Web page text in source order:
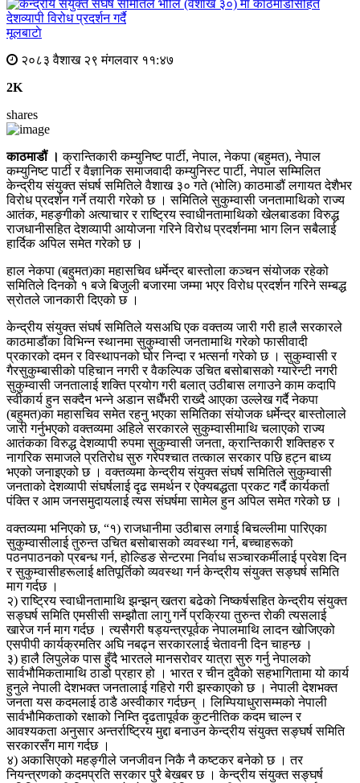
मूलबाटाे
२०८३ वैशाख २९ मंगलवार ११:४७
2K
shares
काठमाडौं । क्रान्तिकारी कम्युनिष्ट पार्टी, नेपाल, नेकपा (बहुमत), नेपाल
कम्युनिष्ट पार्टी र वैज्ञानिक समाजवादी कम्युनिस्ट पार्टी, नेपाल सम्मिलित
केन्द्रीय संयुक्त संघर्ष समितिले वैशाख ३० गते (भोलि) काठमाडौं लगायत देशैभर
विरोध प्रदर्शन गर्ने तयारी गरेको छ । समितिले सुकुम्वासी जनतामाथिको राज्य
आतंक, महङ्गीको अत्याचार र राष्ट्रिय स्वाधीनतामाथिको खेलबाडका विरुद्ध
राजधानीसहित देशव्यापी आयोजना गरिने विरोध प्रदर्शनमा भाग लिन सबैलाई
हार्दिक अपिल समेत गरेको छ ।
हाल नेकपा (बहुमत)का महासचिव धर्मेन्द्र बास्तोला कञ्चन संयोजक रहेको
समितिले दिनको १ बजे बिजुली बजारमा जम्मा भएर विरोध प्रदर्शन गरिने सम्बद्ध
स्रोतले जानकारी दिएको छ ।
केन्द्रीय संयुक्त संघर्ष समितिले यसअघि एक वक्तव्य जारी गरी हालै सरकारले
काठमाडौंका विभिन्न स्थानमा सुकुम्वासी जनतामाथि गरेको फासीवादी
प्रकारको दमन र विस्थापनको घोर निन्दा र भत्सर्ना गरेको छ । सुकुम्वासी र
गैरसुकुम्बासीको पहिचान नगरी र वैकल्पिक उचित बसोबासको ग्यारेन्टी नगरी
सुकुम्वासी जनतालाई शक्ति प्रयोग गरी बलात् उठीबास लगाउने काम कदापि
स्वीकार्य हुन सक्दैन भन्ने अडान सधैँभरी राख्दै आएका उल्लेख गर्दै नेकपा
(बहुमत)का महासचिव समेत रहनु भएका समितिका संयोजक धर्मेन्द्र बास्तोलाले
जारी गर्नुभएको वक्तव्यमा अहिले सरकारले सुकुम्वासीमाथि चलाएको राज्य
आतंकका विरुद्ध देशव्यापी रुपमा सुकुम्वासी जनता, क्रान्तिकारी शक्तिहरु र
नागरिक समाजले प्रतिरोध सुरु गरेपश्चात तत्काल सरकार पछि हट्न बाध्य
भएको जनाइएको छ । वक्तव्यमा केन्द्रीय संयुक्त संघर्ष समितिले सुकुम्वासी
जनताको देशव्यापी संघर्षलाई दृढ समर्थन र ऐक्यबद्धता प्रकट गर्दै कार्यकर्ता
पंक्ति र आम जनसमुदायलाई त्यस संघर्षमा सामेल हुन अपिल समेत गरेको छ ।
वक्तव्यमा भनिएको छ, “१) राजधानीमा उठीबास लगाई बिचल्लीमा पारिएका
सुकुम्वासीलाई तुरुन्त उचित बसोबासको व्यवस्था गर्न, बच्चाहरूको
पठनपाठनको प्रबन्ध गर्न, होल्डिङ सेन्टरमा निर्वाध सञ्चारकर्मीलाई प्रवेश दिन
र सुकुम्वासीहरूलाई क्षतिपूर्तिको व्यवस्था गर्न केन्द्रीय संयुक्त सङ्घर्ष समिति
माग गर्दछ ।
२) राष्ट्रिय स्वाधीनतामाथि झन्झन् खतरा बढेको निष्कर्षसहित केन्द्रीय संयुक्त
सङ्घर्ष समिति एमसीसी सम्झौता लागु गर्ने प्रक्रिया तुरुन्त रोकी त्यसलाई
खारेज गर्न माग गर्दछ । त्यसैगरी षड्यन्त्रपूर्वक नेपालमाथि लादन खोजिएको
एसपीपी कार्यक्रमतिर अघि नबढ्न सरकारलाई चेतावनी दिन चाहन्छ ।
३) हालै लिपुलेक पास हुँदै भारतले मानसरोवर यात्रा सुरु गर्नु नेपालको
सार्वभौमिकतामाथि ठाडो प्रहार हो । भारत र चीन दुवैको सहभागितामा यो कार्य
हुनुले नेपाली देशभक्त जनतालाई गहिरो गरी झस्काएको छ । नेपाली देशभक्त
जनता यस कदमलाई ठाडै अस्वीकार गर्दछन् । लिम्पियाधुरासम्मको नेपाली
सार्वभौमिकताको रक्षाको निम्ति दृढतापूर्वक कुटनीतिक कदम चाल्न र
आवश्यकता अनुसार अन्तर्राष्ट्रिय मुद्दा बनाउन केन्द्रीय संयुक्त सङ्घर्ष समिति
सरकारसँग माग गर्दछ ।
४) अकासिएको महङ्गीले जनजीवन निकै नै कष्टकर बनेको छ । तर
नियन्त्रणको कदमप्रति सरकार पुरै बेखबर छ । केन्द्रीय संयुक्त सङ्घर्ष